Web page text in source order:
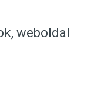
weboldal